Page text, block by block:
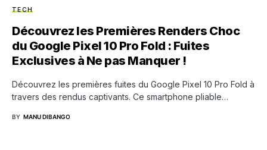
TECH
Découvrez les Premières Renders Choc
du Google Pixel 10 Pro Fold : Fuites
Exclusives à Ne pas Manquer !
Découvrez les premières fuites du Google Pixel 10 Pro Fold à
travers des rendus captivants. Ce smartphone pliable…
BY MANU DIBANGO